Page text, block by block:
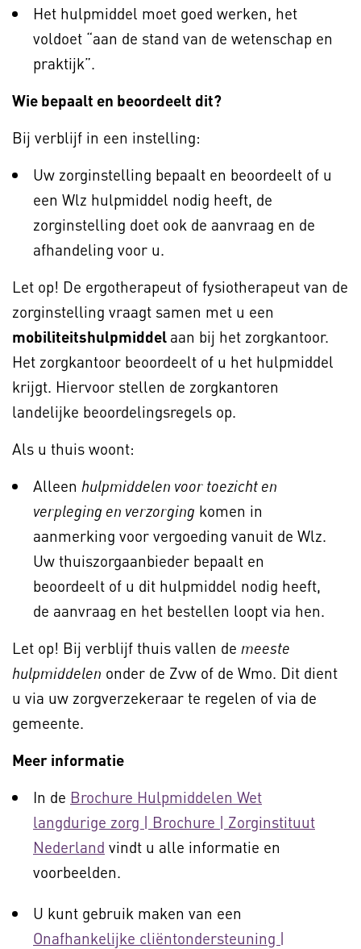
Het hulpmiddel moet goed werken, het
voldoet “aan de stand van de wetenschap en
praktijk”.
Wie bepaalt en beoordeelt dit?
Bij verblijf in een instelling:
Uw zorginstelling bepaalt en beoordeelt of u
een Wlz hulpmiddel nodig heeft, de
zorginstelling doet ook de aanvraag en de
afhandeling voor u.
Let op! De ergotherapeut of fysiotherapeut van de
zorginstelling vraagt samen met u een
mobiliteitshulpmiddel aan bij het zorgkantoor.
Het zorgkantoor beoordeelt of u het hulpmiddel
krijgt. Hiervoor stellen de zorgkantoren
landelijke beoordelingsregels op.
Als u thuis woont:
Alleen hulpmiddelen voor toezicht en
verpleging en verzorging komen in
aanmerking voor vergoeding vanuit de Wlz.
Uw thuiszorgaanbieder bepaalt en
beoordeelt of u dit hulpmiddel nodig heeft,
de aanvraag en het bestellen loopt via hen.
Let op! Bij verblijf thuis vallen de meeste
hulpmiddelen onder de Zvw of de Wmo. Dit dient
u via uw zorgverzekeraar te regelen of via de
gemeente.
Meer informatie
In de Brochure Hulpmiddelen Wet
langdurige zorg | Brochure | Zorginstituut
Nederland vindt u alle informatie en
voorbeelden.
U kunt gebruik maken van een
Onafhankelijke cliëntondersteuning |